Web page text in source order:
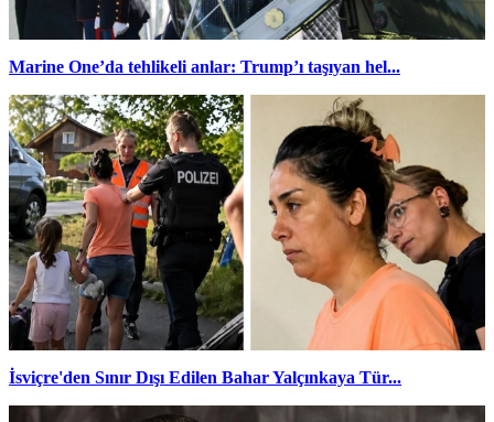
Marine One’da tehlikeli anlar: Trump’ı taşıyan hel...
İsviçre'den Sınır Dışı Edilen Bahar Yalçınkaya Tür...